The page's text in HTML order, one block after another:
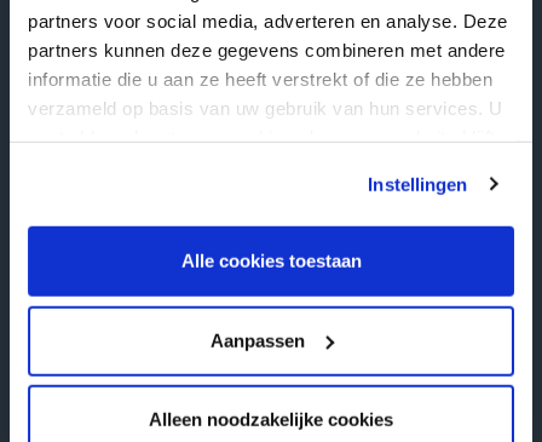
partners voor social media, adverteren en analyse. Deze
partners kunnen deze gegevens combineren met andere
informatie die u aan ze heeft verstrekt of die ze hebben
verzameld op basis van uw gebruik van hun services. U
Instellingen
Alle cookies toestaan
Aanpassen
Alleen noodzakelijke cookies
Grafstenen Rijssen
Gelderland
Grafstenen Arnhem
Grafstenen Apeldoorn
Grafstenen Zutphen